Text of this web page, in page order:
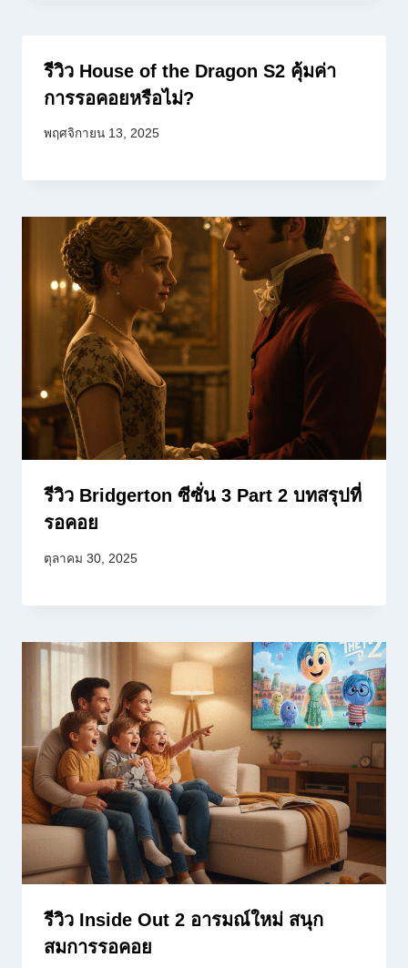
รีวิว House of the Dragon S2 คุ้มค่า
การรอคอยหรือไม่?
พฤศจิกายน 13, 2025
รีวิว Bridgerton ซีซั่น 3 Part 2 บทสรุปที่
รอคอย
ตุลาคม 30, 2025
รีวิว Inside Out 2 อารมณ์ใหม่ สนุก
สมการรอคอย